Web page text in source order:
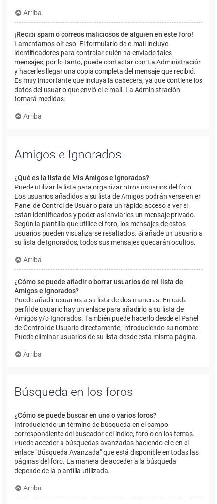
Arriba
¡Recibí spam o correos maliciosos de alguien en este foro!
Lamentamos oír eso. El formulario de e-mail incluye
identificadores para controlar quién ha enviado tales
mensajes, por lo tanto, puede contactar con La Administración
y hacerles llegar una copia completa del mensaje que recibió.
Es muy importante que incluya la cabecera, ya que contiene los
datos del usuario que envió el e-mail. La Administración
tomará medidas.
Arriba
Amigos e Ignorados
¿Qué es la lista de Mis Amigos e Ignorados?
Puede utilizar la lista para organizar otros usuarios del foro.
Los usuarios añadidos a su lista de Amigos podrán verse en en
Panel de Control de Usuario para un rápido acceso a ver si
están identificados y poder así enviarles un mensaje privado.
Según la plantilla que utilice el foro, los mensajes de estos
usuarios pueden visualizarse resaltados. Si añade un usuario a
su lista de Ignorados, todos sus mensajes quedarán ocultos.
Arriba
¿Cómo se puede añadir o borrar usuarios de mi lista de
Amigos e Ignorados?
Puede añadir usuarios a su lista de dos maneras. En cada
perfil de usuario hay un enlace para añadirlo a su lista de
Amigos y/o Ignorados. También puede hacerlo desde el Panel
de Control de Usuario directamente, introduciendo su nombre.
Puede eliminar usuarios de su lista desde esta misma página.
Arriba
Búsqueda en los foros
¿Cómo se puede buscar en uno o varios foros?
Introduciendo un término de búsqueda en el campo
correspondiente del buscador del índice, foro o en los temas.
Puede acceder a búsquedas avanzadas haciendo clic en el
enlace "Búsqueda Avanzada" que está disponible en todas las
páginas del foro. La manera de acceder a la búsqueda
depende de la plantilla utilizada.
Arriba